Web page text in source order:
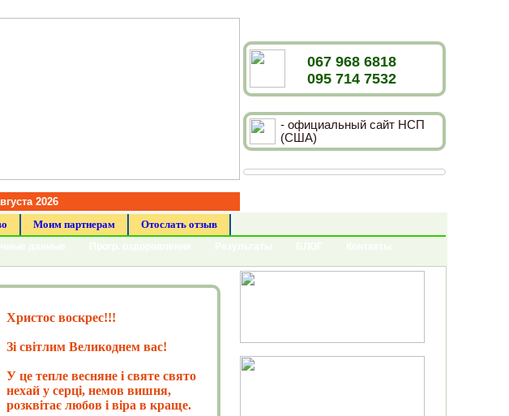
2026
067 968 6818
095 714 7532
- официальный сайт НСП
(США)
Моим партнерам Отослать отзыв
Христос воскрес!!!
Зі світлим Великоднем вас!
У це тепле весняне і святе свято
нехай у серці, немов вишня,
розквітає любов і віра в краще.